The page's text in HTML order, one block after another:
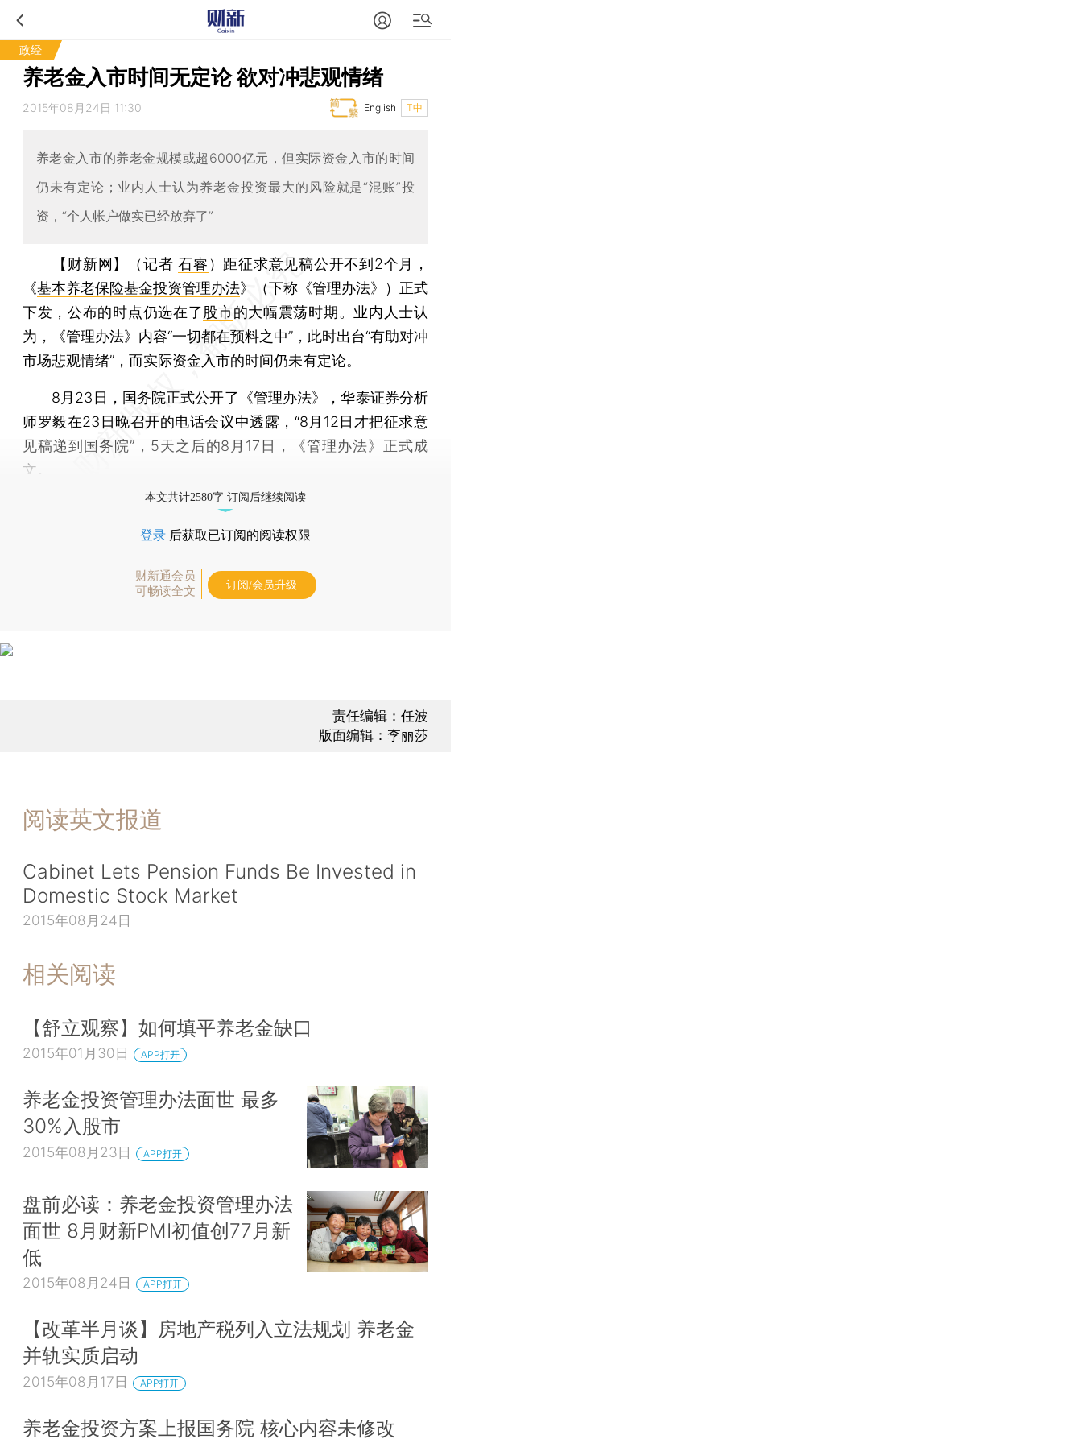
政经
养老金入市时间无定论 欲对冲悲观情绪
2015年08月24日 11:30 T中
English
养老金入市的养老金规模或超6000亿元，但实际资金入市的时间
仍未有定论；业内人士认为养老金投资最大的风险就是“混账”投
资，“个人帐户做实已经放弃了”
【财新网】（记者石睿 ） 距征求意见稿公开不到2个月，
《基本养老保险基金投资管理办法》（下称《管理办法》）正式
下发，公布的时点仍选在了股市的大幅震荡时期。业内人士认
为，《管理办法》内容“一切都在预料之中”，此时出台“有助对冲
市场悲观情绪”，而实际资金入市的时间仍未有定论。
8月23日，国务院正式公开了《管理办法》，华泰证券分析
师罗毅在23日晚召开的电话会议中透露，“8月12日才把征求意
见稿递到国务院”，5天之后的8月17日，《管理办法》正式成
文。
本文共计2580字 订阅后继续阅读
登录 后获取已订阅的阅读权限
财新通会员
可畅读全文
订阅/会员升级
责任编辑：任波
版面编辑：李丽莎
阅读英文报道
Cabinet Lets Pension Funds Be Invested in
Domestic Stock Market
2015年08月24日
相关阅读
【舒立观察】如何填平养老金缺口
2015年01月30日 APP打开
养老金投资管理办法面世 最多
30%入股市
2015年08月23日 APP打开
盘前必读：养老金投资管理办法
面世 8月财新PMI初值创77月新
低
2015年08月24日 APP打开
【改革半月谈】房地产税列入立法规划 养老金
并轨实质启动
2015年08月17日 APP打开
养老金投资方案上报国务院 核心内容未修改